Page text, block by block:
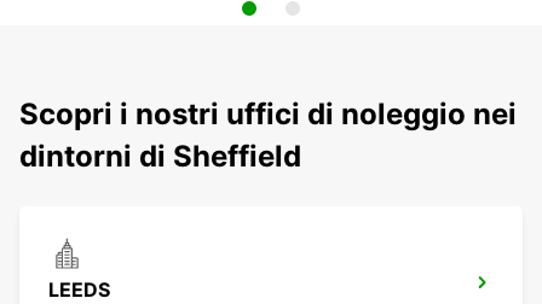
Scopri i nostri uffici di noleggio nei
dintorni di Sheffield
LEEDS